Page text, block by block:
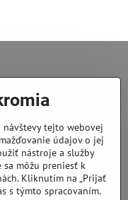
návštevy tejto webovej
údajov o jej
nástroje a služby
môžu preniesť k
Kliknutím na „Prijať
s týmto spracovaním.